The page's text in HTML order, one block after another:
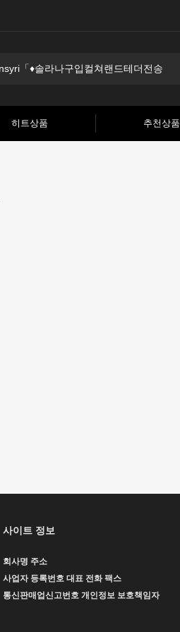
히트상품 추천상품
사이트 정보
회사명 주소
사업자 등록번호 대표 전화 팩스
통신판매업신고번호 개인정보 보호책임자